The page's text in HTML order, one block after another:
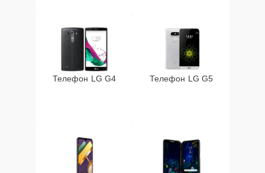
Телефон LG G4 Телефон LG G5